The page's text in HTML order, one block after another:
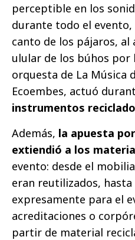
perceptible en los
durante todo el evento,
canto de los pájaros, al
ulular de los búhos por
orquesta de La Música
Ecoembes, actuó
instrumentos
Además, la apuesta
extiendió a los
evento: desde el
eran reutilizados, hasta
expresamente para el
acreditaciones o
partir de material